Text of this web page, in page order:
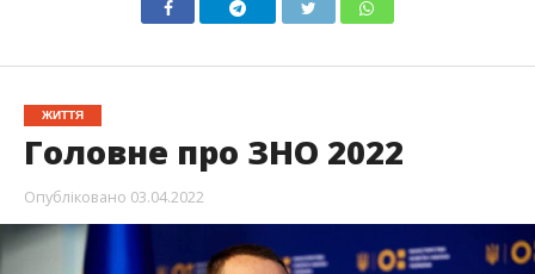
ЖИТТЯ
Головне про ЗНО 2022
Опубліковано 03.04.2022